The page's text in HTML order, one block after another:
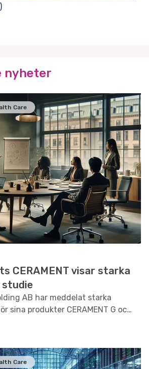
nyheter
Care
CERAMENT visar starka
AB har meddelat starka
sina produkter CERAMENT G och
Care